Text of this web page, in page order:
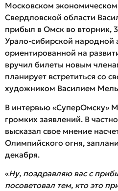
Московском
Свердловской области
прибыл в Омск во вторник,
Урало-сибирской народной
ориентированной на
вручил билеты новым
планирует встретиться со
художником Василием
В интервью «СуперОмску»
громких заявлений. В
высказал свое мнение
Олимпийского огня,
декабря.
«Ну, поздравляю вас с
посоветовал тем, кто это